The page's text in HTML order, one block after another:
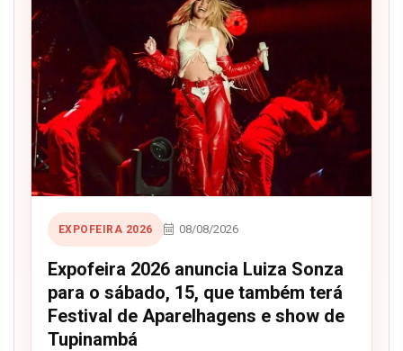
EXPOFEIRA 2026 08/08/2026
Expofeira 2026 anuncia Luiza Sonza
para o sábado, 15, que também terá
Festival de Aparelhagens e show de
Tupinambá